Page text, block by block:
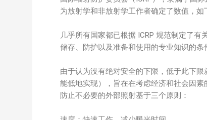
为放射学和非放射学工作者确定了数值，如
几乎所有国家都已根据 ICRP 规范制定了有
储存、防护以及准备和使用的专业知识的条
由于认为没有绝对安全的下限，低于此下限
能低地实现），旨在在考虑经济和社会因素
防止不必要的外部照射基于三个原则：